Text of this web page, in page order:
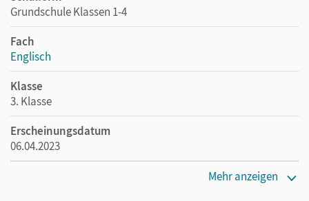
Grundschule Klassen 1-4
Fach
Englisch
Klasse
3. Klasse
Erscheinungsdatum
06.04.2023
Mehr anzeigen